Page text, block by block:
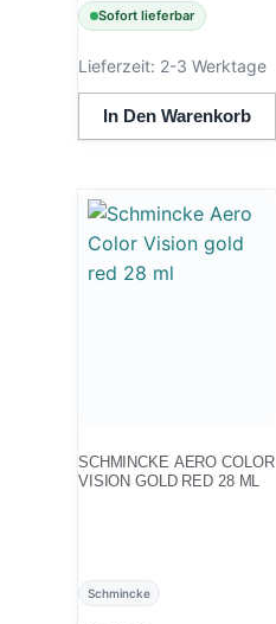
Sofort lieferbar
Lieferzeit: 2-3 Werktage
In Den Warenkorb
SCHMINCKE AERO COLOR
VISION GOLD RED 28 ML
Schmincke